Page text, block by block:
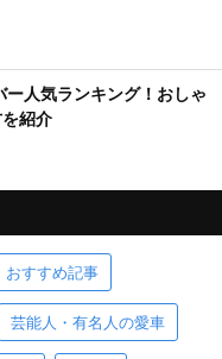
ー人気ランキング！おしゃ
紹介
おすすめ記事
芸能人・有名人の愛車